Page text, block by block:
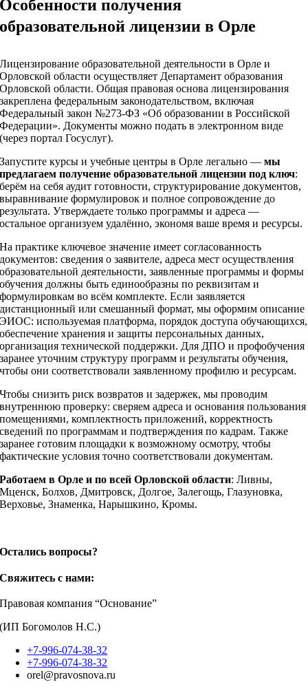
Особенности получения
образовательной лицензии в Орле
Лицензирование образовательной деятельности в Орле и
Орловской области осуществляет Департамент образования
Орловской области. Общая правовая основа лицензирования
закреплена федеральным законодательством, включая
Федеральный закон №273‑ФЗ «Об образовании в Российской
Федерации». Документы можно подать в электронном виде
(через портал Госуслуг).
Запустите курсы и учебные центры в Орле легально —мы
предлагаем получение образовательной лицензии под ключ:
берём на себя аудит готовности, структурирование документов,
выравнивание формулировок и полное сопровождение до
результата. Утверждаете только программы и адреса —
остальное организуем удалённо, экономя ваше время и ресурсы.
На практике ключевое значение имеет согласованность
документов: сведения о заявителе, адреса мест осуществления
образовательной деятельности, заявленные программы и формы
обучения должны быть единообразны по реквизитам и
формулировкам во всём комплекте. Если заявляется
дистанционный или смешанный формат, мы оформим описание
ЭИОС: используемая платформа, порядок доступа обучающихся,
обеспечение хранения и защиты персональных данных,
организация технической поддержки. Для ДПО и профобучения
заранее уточним структуру программ и результаты обучения,
чтобы они соответствовали заявленному профилю и ресурсам.
Чтобы снизить риск возвратов и задержек, мы проводим
внутреннюю проверку: сверяем адреса и основания пользования
помещениями, комплектность приложений, корректность
сведений по программам и подтверждения по кадрам. Также
заранее готовим площадки к возможному осмотру, чтобы
фактические условия точно соответствовали документам.
Работаем в Орле и по всей Орловской области: Ливны,
Мценск, Болхов, Дмитровск, Долгое, Залегощь, Глазуновка,
Верховье, Знаменка, Нарышкино, Кромы.
Остались вопросы?
Свяжитесь с нами:
Правовая компания “Основание”
(ИП Богомолов Н.С.)
+7-996-074-38-32
+7-996-074-38-32
orel@pravosnova.ru